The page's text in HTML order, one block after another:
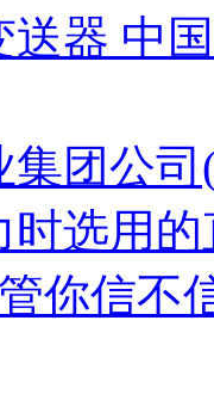
送器 中
集团公
时选用
你信不